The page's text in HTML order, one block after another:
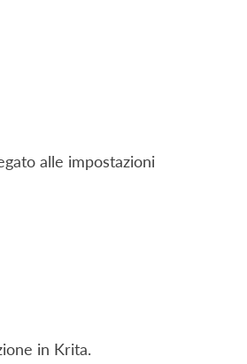
alle impostazioni
in Krita.